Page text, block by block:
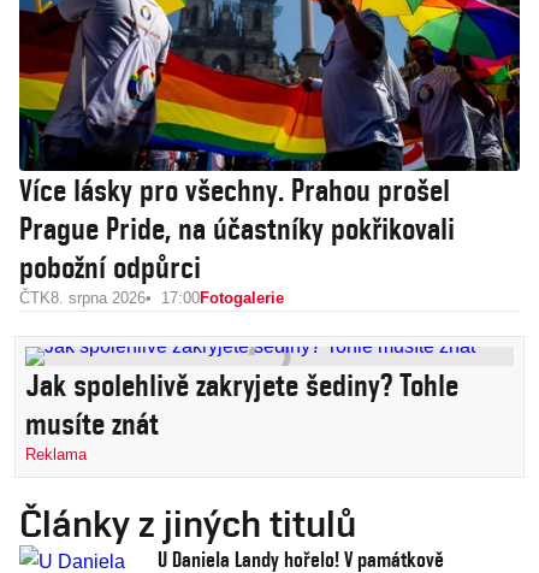
Více lásky pro všechny. Prahou prošel
Prague Pride, na účastníky pokřikovali
pobožní odpůrci
ČTK8. srpna 2026 17:00Fotogalerie
Jak spolehlivě zakryjete šediny? Tohle
musíte znát
Reklama
Články z jiných titulů
U Daniela Landy hořelo! V památkově